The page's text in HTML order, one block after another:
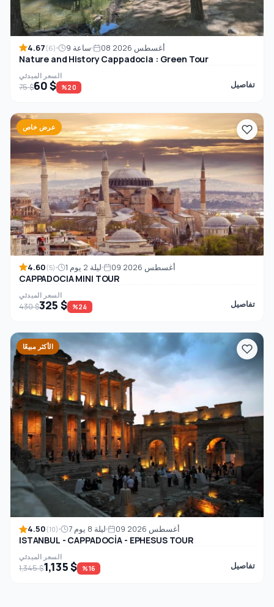
4.67(6) 9 ساعة 08 أغسطس 2026
Nature and History Cappadocia : Green Tour
السعر المبدئي
75 $60 $ %20 تفاصيل
عرض خاص
4.60(5) 1 ليلة 2 يوم 09 أغسطس 2026
CAPPADOCIA MINI TOUR
السعر المبدئي
430 $325 $ %24 تفاصيل
الأكثر مبيعًا
4.50(10) 7 ليلة 8 يوم 09 أغسطس 2026
ISTANBUL - CAPPADOCİA - EPHESUS TOUR
السعر المبدئي
1,345 $1,135 $ %16 تفاصيل